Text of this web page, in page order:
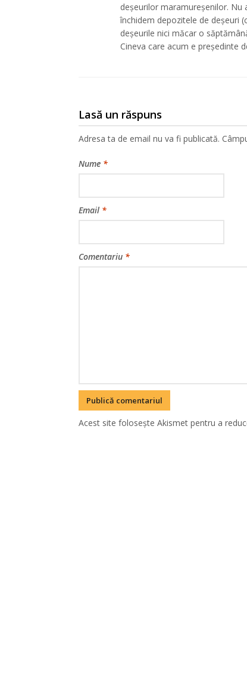
deșeurilor maramureșenilor. Nu
închidem depozitele de deșeuri
deșeurile nici măcar o
Cineva care acum e președinte
Lasă un răspuns
Adresa ta de email nu va fi publicată.
Nume *
Email *
Comentariu *
Acest site folosește Akismet pentru a